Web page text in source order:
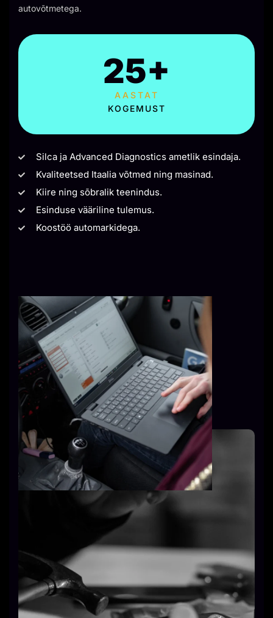
autovõtmetega.
25+
AASTAT
KOGEMUST
Silca ja Advanced Diagnostics ametlik esindaja.
Kvaliteetsed Itaalia võtmed ning masinad.
Kiire ning sõbralik teenindus.
Esinduse vääriline tulemus.
Koostöö automarkidega.